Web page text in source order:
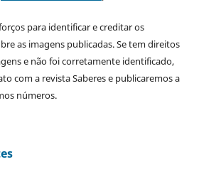
para identificar e creditar os
as imagens publicadas. Se tem direitos
e não foi corretamente identificado,
com a revista Saberes e publicaremos a
números.